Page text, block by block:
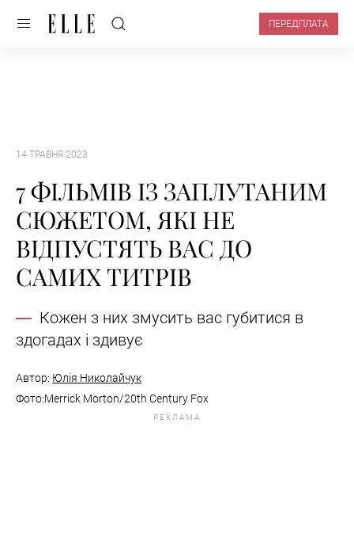
ПЕРЕДПЛАТА
14 ТРАВНЯ 2023
7 ФІЛЬМІВ ІЗ ЗАПЛУТАНИМ
СЮЖЕТОМ, ЯКІ НЕ
ВІДПУСТЯТЬ ВАС ДО
САМИХ ТИТРІВ
Кожен з них змусить вас губитися в
здогадах і здивує
Автор: Юлія Николайчук
Фото:Merrick Morton/20th Century Fox
РЕКЛАМА